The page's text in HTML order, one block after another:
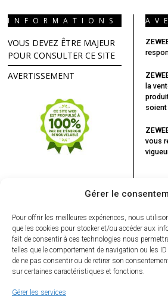
Gérer le
Pour offrir les meilleures expériences, nous
que les cookies pour stocker et/ou accéder aux
fait de consentir à ces technologies nous
telles que le comportement de navigation ou les
de ne pas consentir ou de retirer son
sur certaines caractéristiques et fonctions.
Gérer les services
INFORMATIONS
VOUS DEVEZ ÊTRE MAJEUR
POUR CONSULTER CE SITE
AVERTISSEMENT
la
soient
vous